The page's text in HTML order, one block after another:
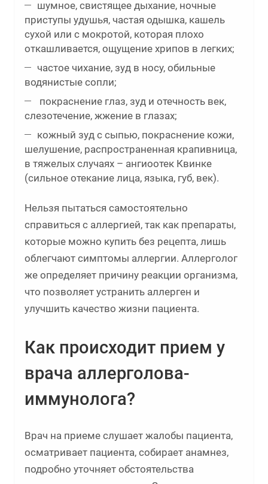
шумное, свистящее дыхание, ночные
приступы удушья, частая одышка, кашель
сухой или с мокротой, которая плохо
откашливается, ощущение хрипов в легких;
частое чихание, зуд в носу, обильные
водянистые сопли;
покраснение глаз, зуд и отечность век,
слезотечение, жжение в глазах;
кожный зуд с сыпью, покраснение кожи,
шелушение, распространенная крапивница,
в тяжелых случаях – ангиоотек Квинке
(сильное отекание лица, языка, губ, век).
Нельзя пытаться самостоятельно
справиться с аллергией, так как препараты,
которые можно купить без рецепта, лишь
облегчают симптомы аллергии. Аллерголог
же определяет причину реакции организма,
что позволяет устранить аллерген и
улучшить качество жизни пациента.
Как происходит прием у
врача аллерголова-
иммунолога?
Врач на приеме слушает жалобы пациента,
осматривает пациента, собирает анамнез,
подробно уточняет обстоятельства